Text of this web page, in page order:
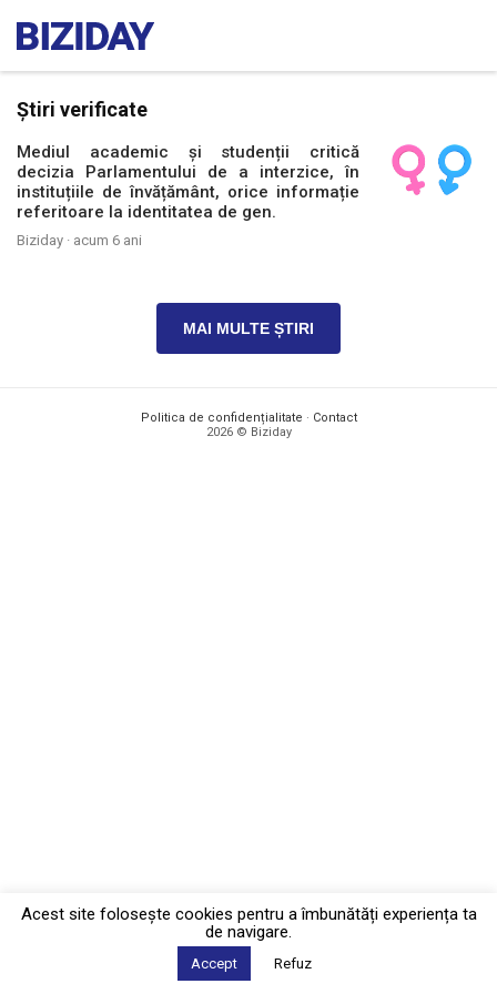
Știri verificate
Mediul academic și studenții critică
decizia Parlamentului de a interzice, în
instituțiile de învățământ, orice informație
referitoare la identitatea de gen.
Biziday · acum 6 ani
MAI MULTE ȘTIRI
Politica de confidențialitate · Contact
2026 © Biziday
Acest site foloseşte cookies pentru a îmbunătăți experiența ta
de navigare.
Accept Refuz